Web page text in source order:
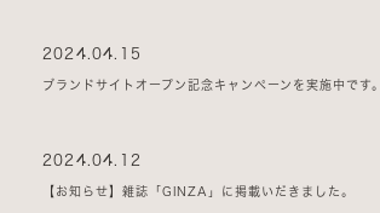
2024.04.15
ブランドサイトオープン記念キャンペーンを実施中です。
2024.04.12
【お知らせ】雑誌「GINZA」に掲載いだきました。